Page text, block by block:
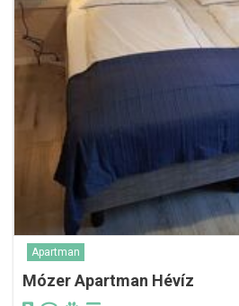
Apartman
Mózer Apartman Hévíz